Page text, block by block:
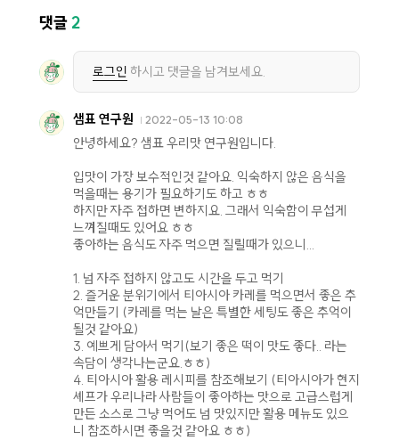
댓글2
로그인 하시고 댓글을 남겨보세요.
샘표 연구원 2022-05-13 10:08
안녕하세요? 샘표 우리맛 연구원입니다.
입맛이 가장 보수적인것 같아요. 익숙하지 않은 음식을
먹을때는 용기가 필요하기도 하고 ㅎㅎ
하지만 자주 접하면 변하지요. 그래서 익숙함이 무섭게
느껴질때도 있어요 ㅎㅎ
좋아하는 음식도 자주 먹으면 질릴때가 있으니...
1. 넘 자주 접하지 않고도 시간을 두고 먹기
2. 즐거운 분위기에서 티아시아 카레를 먹으면서 좋은 추
억만들기 (카레를 먹는 날은 특별한 세팅도 좋은 추억이
될것 같아요)
3. 예쁘게 담아서 먹기(보기 좋은 떡이 맛도 좋다.. 라는
속담이 생각나는군요.ㅎㅎ)
4. 티아시아 활용 레시피를 참조해보기 (티아시아가 현지
셰프가 우리나라 사람들이 좋아하는 맛으로 고급스럽게
만든 소스로 그냥 먹어도 넘 맛있지만 활용 메뉴도 있으
니 참조하시면 좋을것 같아요 ㅎㅎ)